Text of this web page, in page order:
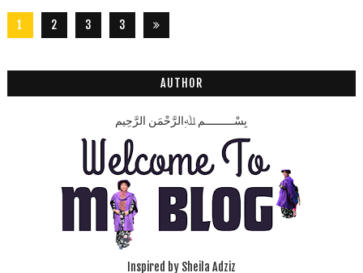
1 2 3
3
AUTHOR
بِسْـــــــــمِ ﷲِالرَّحْمَنِ الرَّحِيم
Inspired by Sheila Adziz